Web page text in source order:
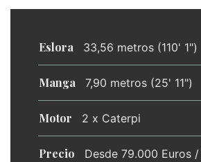
Eslora 33,56 metros (110' 1")
Manga 7,90 metros (25' 11")
Motor 2 x Caterpi
Precio Desde 79.000 Euros /